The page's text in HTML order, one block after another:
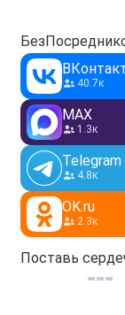
40.7к
MAX
1.3к
Telegram
4.8к
OK.ru
2.3к
Поставь